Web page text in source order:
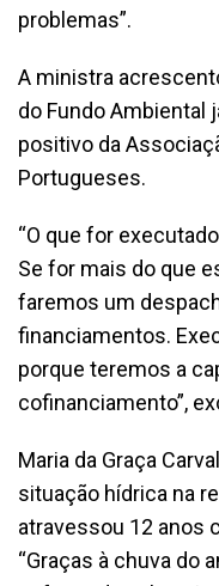
problemas”.
A ministra
do Fundo Ambiental
positivo da
Portugueses.
“O que for
Se for mais do que
faremos um
financiamentos.
porque teremos a
cofinanciamento”,
Maria da Graça
situação hídrica na
atravessou 12 anos
“Graças à chuva do